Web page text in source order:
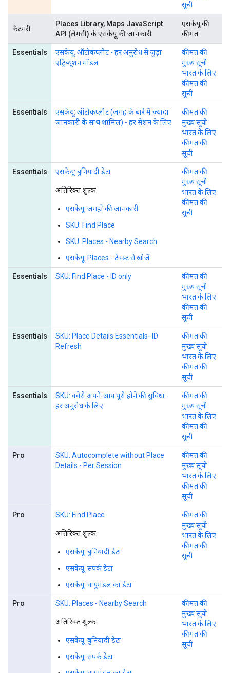
सूची
कैटगरी
Places Library, Maps JavaScript
API (लेगसी) के एसकेयू की जानकारी
एसकेयू की
कीमत
Essentials
एसकेयू: ऑटोकंप्लीट - हर अनुरोध से जुड़ा
एट्रिब्यूशन मॉडल
कीमत की
मुख्य सूची
भारत के लिए
कीमत की
सूची
Essentials
एसकेयू: ऑटोकंप्लीट (जगह के बारे में ज़्यादा
जानकारी के साथ शामिल) - हर सेशन के लिए
कीमत की
मुख्य सूची
भारत के लिए
कीमत की
सूची
Essentials एसकेयू: बुनियादी डेटा
अतिरिक्त शुल्क:
एसकेयू: जगहों की जानकारी
SKU: Find Place
SKU: Places - Nearby Search
एसकेयू: Places - टेक्स्ट से खोजें
कीमत की
मुख्य सूची
भारत के लिए
कीमत की
सूची
Essentials SKU: Find Place - ID only
कीमत की
मुख्य सूची
भारत के लिए
कीमत की
सूची
Essentials
SKU: Place Details Essentials- ID
Refresh
कीमत की
मुख्य सूची
भारत के लिए
कीमत की
सूची
Essentials
SKU: क्वेरी अपने-आप पूरी होने की सुविधा -
हर अनुरोध के लिए
कीमत की
मुख्य सूची
भारत के लिए
कीमत की
सूची
Pro
SKU: Autocomplete without Place
Details - Per Session
कीमत की
मुख्य सूची
भारत के लिए
कीमत की
सूची
Pro SKU: Find Place
अतिरिक्त शुल्क:
एसकेयू: बुनियादी डेटा
एसकेयू: संपर्क डेटा
एसकेयू: वायुमंडल का डेटा
कीमत की
मुख्य सूची
भारत के लिए
कीमत की
सूची
Pro SKU: Places - Nearby Search
अतिरिक्त शुल्क:
एसकेयू: बुनियादी डेटा
एसकेयू: संपर्क डेटा
कीमत की
मुख्य सूची
भारत के लिए
कीमत की
सूची